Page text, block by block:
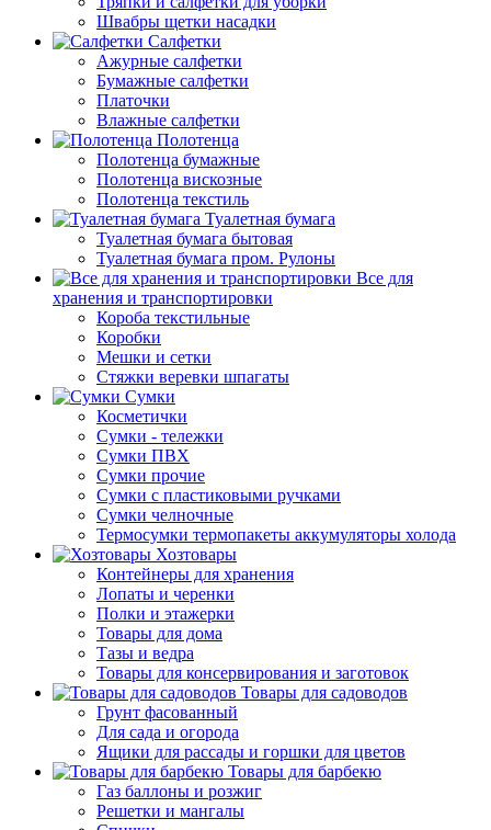
Швабры щетки насадки
Салфетки
Ажурные салфетки
Бумажные салфетки
Платочки
Влажные салфетки
Полотенца
Полотенца бумажные
Полотенца вискозные
Полотенца текстиль
Туалетная бумага
Туалетная бумага бытовая
Туалетная бумага пром. Рулоны
Все для
хранения и транспортировки
Короба текстильные
Коробки
Мешки и сетки
Стяжки веревки шпагаты
Сумки
Косметички
Сумки - тележки
Сумки ПВХ
Сумки прочие
Сумки с пластиковыми ручками
Сумки челночные
Термосумки термопакеты аккумуляторы холода
Хозтовары
Контейнеры для хранения
Лопаты и черенки
Полки и этажерки
Товары для дома
Тазы и ведра
Товары для консервирования и заготовок
Товары для садоводов
Грунт фасованный
Для сада и огорода
Ящики для рассады и горшки для цветов
Товары для барбекю
Газ баллоны и розжиг
Решетки и мангалы